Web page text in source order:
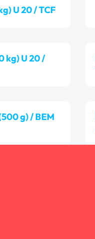
U 20 / TCF
kg) U 20 /
g) / BEM